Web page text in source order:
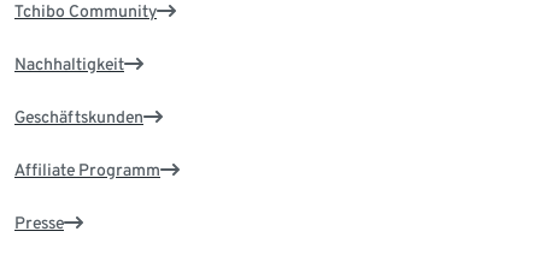
Tchibo Community
Nachhaltigkeit
Geschäftskunden
Affiliate Programm
Presse